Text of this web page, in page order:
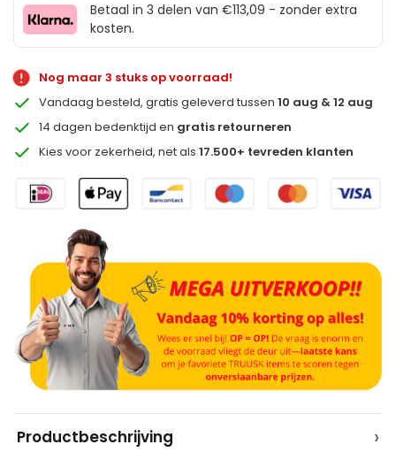
Betaal in 3 delen van €113,09 - zonder extra
kosten.
Nog maar 3 stuks op voorraad!
Vandaag besteld, gratis geleverd tussen10 aug & 12 aug
14 dagen bedenktijd en gratis retourneren
Kies voor zekerheid, net als17.500+ tevreden klanten
Productbeschrijving ›